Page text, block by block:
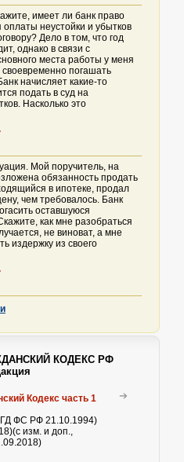
имеет ли банк право
оплаты неустойки и убытков
Дело в том, что год
однако в связи с
места работы у меня
погашать
начисляет какие-то
подать в суд на
Насколько это
Мой поручитель, на
обязанность продать
в ипотеке, продал
чем требовалось. Банк
оставшуюся
как мне разобраться
не виноват, а мне
издержку из своего
КОДЕКС РФ
Кодекс часть 1
ФС РФ 21.10.1994)
изм. и доп.,